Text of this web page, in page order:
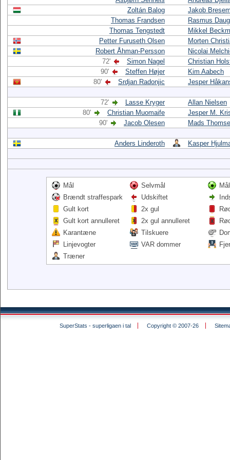
Zoltán Balog
Jakob
Thomas Frandsen
Rasmus
Thomas Tengstedt
Mikkel
Petter Furuseth Olsen
Morten
Robert Åhman-Persson
Nicolai
72'
Simon Nagel
Christian
90'
Steffen Højer
Kim Aabech
80'
Srdjan Radonjic Jesper
72' Lasse Kryger
Allan Nielsen
80'
Christian Muomaife
Jesper M.
90'
Jacob Olesen Mads
Anders Linderoth Kasper
Mål Selvmål
Brændt straffespark
Udskiftet
Gult kort
2x gul
Gult kort annulleret
2x gul annulleret
Karantæne
Tilskuere
Linjevogter
VAR dommer
Træner
SuperStats - superligaen i tal Copyright © 2007-26